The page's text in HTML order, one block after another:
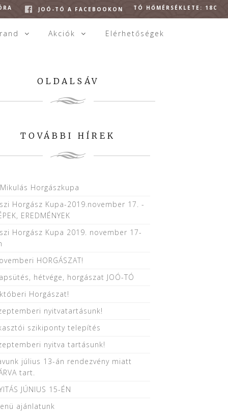
TÓ HŐMÉRSÉKLETE: 18C
JOÓ-TÓ A FACEBOOKON
Akciók Elérhetőségek
OLDALSÁV
TOVÁBBI HÍREK
Horgászkupa
Horgász Kupa-2019.november 17. -
EREDMÉNYEK
Horgász Kupa 2019. november 17-
HORGÁSZAT!
hétvége, horgászat JOÓ-TÓ
Horgászat!
nyitvatartásunk!
szikiponty telepítés
nyitva tartásunk!
július 13-án rendezvény miatt
tart.
JÚNIUS 15-ÉN
ajánlatunk